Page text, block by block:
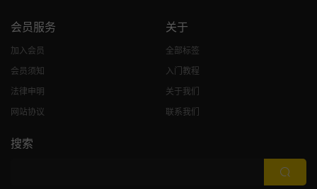
会员服务
加入会员
会员须知
法律申明
网站协议
关于
全部标签
入门教程
关于我们
联系我们
搜索